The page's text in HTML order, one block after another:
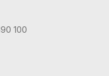
100